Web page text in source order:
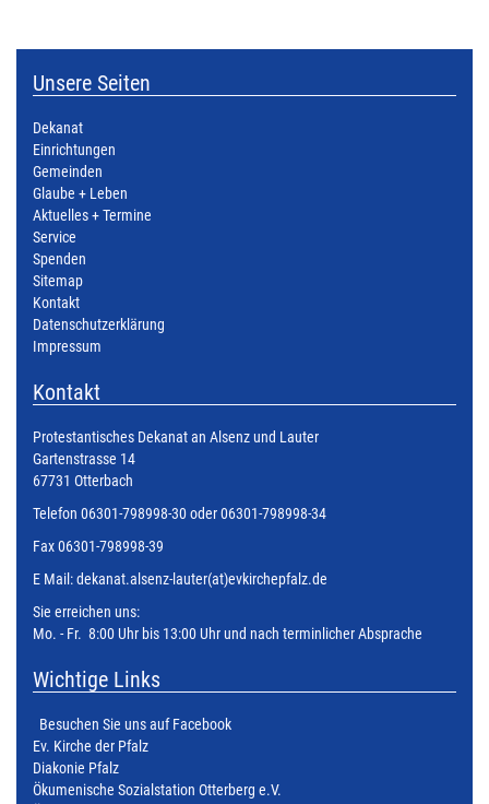
Unsere Seiten
Dekanat
Einrichtungen
Gemeinden
Glaube + Leben
Aktuelles + Termine
Service
Spenden
Sitemap
Kontakt
Datenschutzerklärung
Impressum
Kontakt
Protestantisches Dekanat an Alsenz und Lauter
Gartenstrasse 14
67731 Otterbach
Telefon 06301-798998-30 oder 06301-798998-34
Fax 06301-798998-39
E Mail:dekanat.alsenz-lauter(at)evkirchepfalz.de
Sie erreichen uns:
Mo. - Fr. 8:00 Uhr bis 13:00 Uhr und nach terminlicher Absprache
Wichtige Links
Besuchen Sie uns auf Facebook
Ev. Kirche der Pfalz
Diakonie Pfalz
Ökumenische Sozialstation Otterberg e.V.